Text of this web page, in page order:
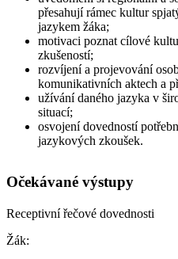
přesahují rámec kultur
jazykem žáka;
motivaci poznat cílové
zkušeností;
rozvíjení a projevování
komunikativních aktech a
užívání daného jazyka v
situací;
osvojení dovedností
jazykových zkoušek.
Očekávané výstupy
Receptivní řečové dovednosti
Žák: